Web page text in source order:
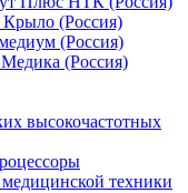
(Россия)
(Россия)
(Россия)
высокочастотных
техники